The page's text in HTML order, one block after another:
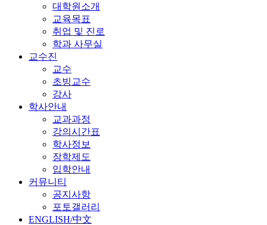
대학원소개
교육목표
취업 및 진로
학과 사무실
교수진
교수
초빙교수
강사
학사안내
교과과정
강의시간표
학사정보
장학제도
입학안내
커뮤니티
공지사항
포토갤러리
ENGLISH/中文